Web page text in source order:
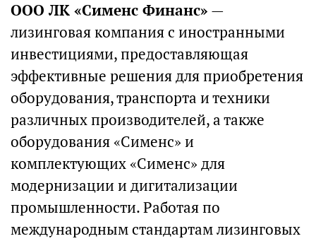
ООО ЛК «Сименс Финанс» —
лизинговая компания с иностранными
инвестициями, предоставляющая
эффективные решения для приобретения
оборудования, транспорта и техники
различных производителей, а также
оборудования «Сименс» и
комплектующих «Сименс» для
модернизации и дигитализации
промышленности. Работая по
международным стандартам лизинговых